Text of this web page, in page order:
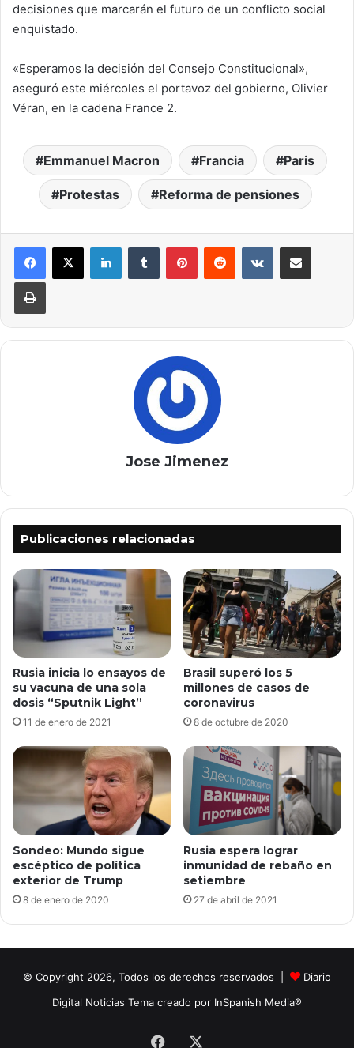
decisiones que marcarán el futuro de un conflicto social
enquistado.
«Esperamos la decisión del Consejo Constitucional»,
aseguró este miércoles el portavoz del gobierno, Olivier
Véran, en la cadena France 2.
Emmanuel Macron Francia Paris
Protestas Reforma de pensiones
LinkedInTumblr PinterestReddit VKontakteCompartir por correo
Imprimir
Jose Jimenez
Publicaciones relacionadas
Rusia inicia lo ensayos de
su vacuna de una sola
dosis “Sputnik Light”
11 de enero de 2021
Brasil superó los 5
millones de casos de
coronavirus
8 de octubre de 2020
Sondeo: Mundo sigue
escéptico de política
exterior de Trump
8 de enero de 2020
Rusia espera lograr
inmunidad de rebaño en
setiembre
27 de abril de 2021
© Copyright 2026, Todos los derechos reservados |
Diario
Digital Noticias Tema creado por InSpanish Media®
Facebook